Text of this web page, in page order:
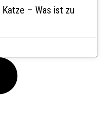
– Was ist zu